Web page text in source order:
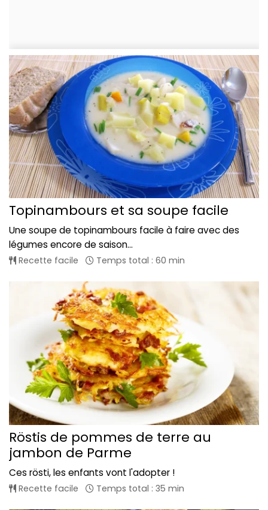
Topinambours et sa soupe facile
Une soupe de topinambours facile à faire avec des
légumes encore de saison...
Recette facile Temps total : 60 min
Röstis de pommes de terre au
jambon de Parme
Ces rösti, les enfants vont l'adopter !
Recette facile Temps total : 35 min